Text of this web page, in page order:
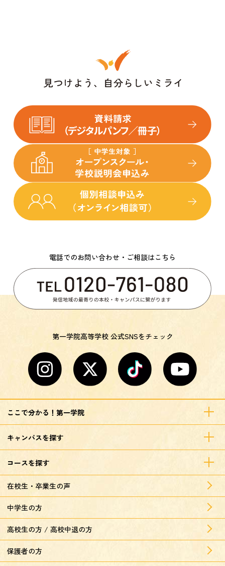
電話でのお問い合わせ・ご相談はこちら
第一学院高等学校 公式SNSをチェック
ここで分かる！第一学院
キャンパスを探す
コースを探す
在校生・卒業生の声
中学生の方
高校生の方 / 高校中退の方
保護者の方